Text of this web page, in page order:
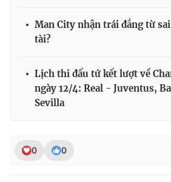
Giấy phép hoạt động báo in và báo
cấp ngày 29/12/2023
Phó Tổng Biên tập:Nguyễn Thị Mỹ Hạnh,
Nguyễn Trọng Ninh
Tổng đài VTV:
Liên hệ quảng cáo:
Man City nhận trái đắng từ
tài?
Lịch thi đấu tứ kết lượt về
ngày 12/4: Real - Juventus,
Sevilla
0 0